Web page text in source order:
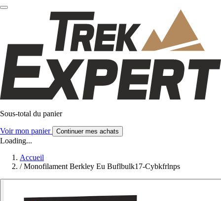
Sous-total du panier
Voir mon panier Continuer mes achats
Loading...
Accueil
/ Monofilament Berkley Eu Buflbulk17-Cybkfrlnps